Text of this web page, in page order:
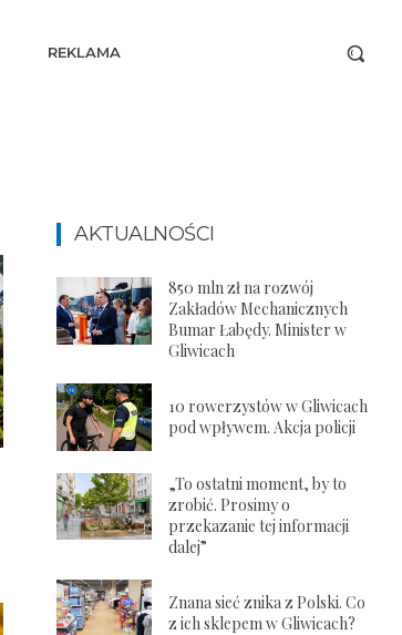
REKLAMA
AKTUALNOŚCI
850 mln zł na rozwój
Zakładów Mechanicznych
Bumar Łabędy. Minister w
Gliwicach
10 rowerzystów w Gliwicach
pod wpływem. Akcja policji
„To ostatni moment, by to
zrobić. Prosimy o
przekazanie tej informacji
dalej”
Znana sieć znika z Polski. Co
z ich sklepem w Gliwicach?